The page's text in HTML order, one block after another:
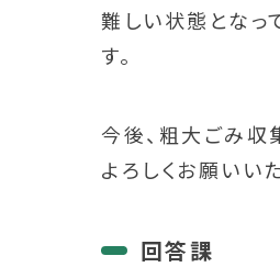
難しい状態となっ
す。
今後、粗大ごみ収
よろしくお願いい
回答課